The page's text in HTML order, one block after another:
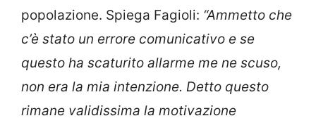
popolazione. Spiega Fagioli: “Ammetto che
c’è stato un errore comunicativo e se
questo ha scaturito allarme me ne scuso,
non era la mia intenzione. Detto questo
rimane validissima la motivazione